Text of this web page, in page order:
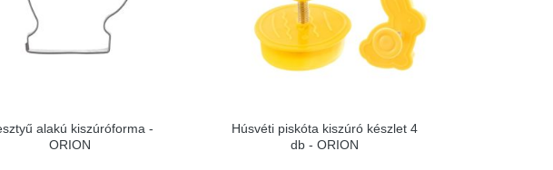
alakú kiszúróforma -
ORION
Húsvéti piskóta kiszúró készlet 4
db - ORION